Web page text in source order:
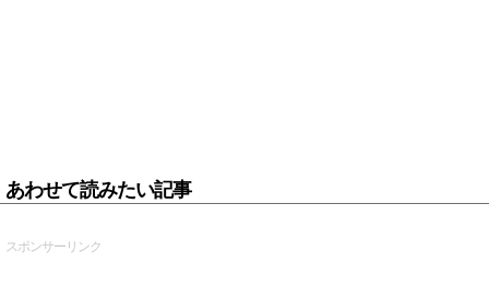
あわせて読みたい記事
スポンサーリンク